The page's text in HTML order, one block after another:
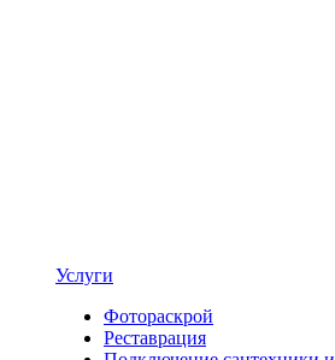
Услуги
Фотораскрой
Реставрация